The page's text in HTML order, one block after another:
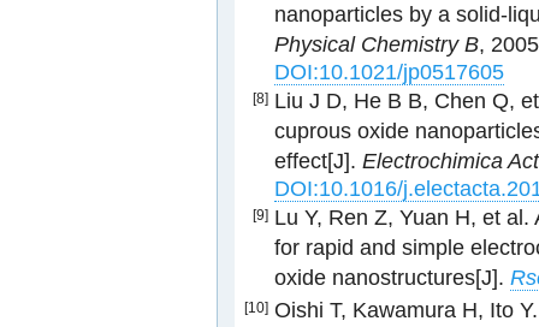
nanoparticles by a solid-
Physical Chemistry B,
DOI:10.1021/jp0517605
[8] Liu J D, He B B, Chen Q,
cuprous oxide
effect[J]. Electrochimica
DOI:10.1016/
[9] Lu Y, Ren Z, Yuan H, et
for rapid and simple
oxide nanostructures[J].
[10] Oishi T, Kawamura H, Ito